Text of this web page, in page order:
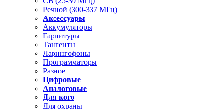
Речной (300-337 МГц)
Аксессуары
Аккумуляторы
Гарнитуры
Тангенты
Ларингофоны
Программаторы
Разное
Цифровые
Аналоговые
Для кого
Для охраны